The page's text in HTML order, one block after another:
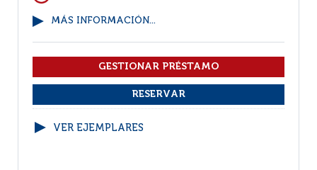
MÁS INFORMACIÓN...
VER EJEMPLARES